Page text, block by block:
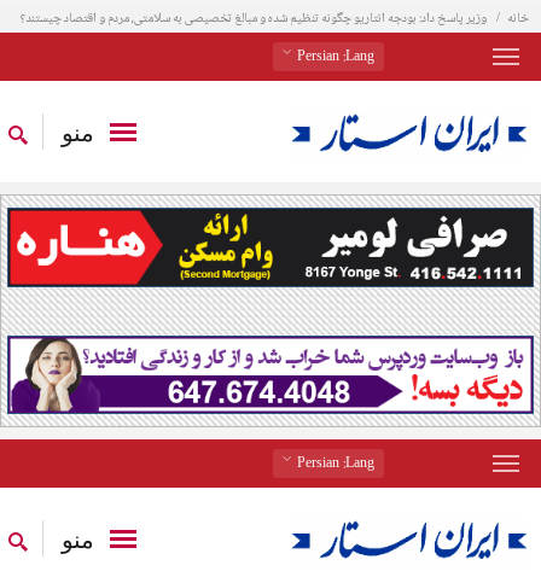
خانه وزیر پاسخ داد: بودجه انتاریو چگونه تنظیم شده و مبالغ تخصیصی به سلامتی، مردم و اقتصاد چیستند؟
Lang
: Persian
منو
Lang
: Persian
منو